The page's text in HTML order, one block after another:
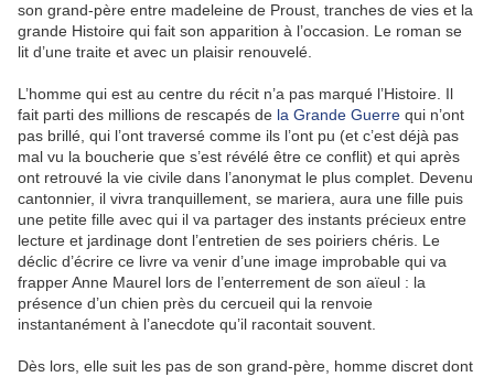
son grand-père entre madeleine de Proust, tranches de vies et la
grande Histoire qui fait son apparition à l’occasion. Le roman se
lit d’une traite et avec un plaisir renouvelé.
L’homme qui est au centre du récit n’a pas marqué l’Histoire. Il
fait parti des millions de rescapés de la Grande Guerre qui n’ont
pas brillé, qui l’ont traversé comme ils l’ont pu (et c’est déjà pas
mal vu la boucherie que s’est révélé être ce conflit) et qui après
ont retrouvé la vie civile dans l’anonymat le plus complet. Devenu
cantonnier, il vivra tranquillement, se mariera, aura une fille puis
une petite fille avec qui il va partager des instants précieux entre
lecture et jardinage dont l’entretien de ses poiriers chéris. Le
déclic d’écrire ce livre va venir d’une image improbable qui va
frapper Anne Maurel lors de l’enterrement de son aïeul : la
présence d’un chien près du cercueil qui la renvoie
instantanément à l’anecdote qu’il racontait souvent.
Dès lors, elle suit les pas de son grand-père, homme discret dont